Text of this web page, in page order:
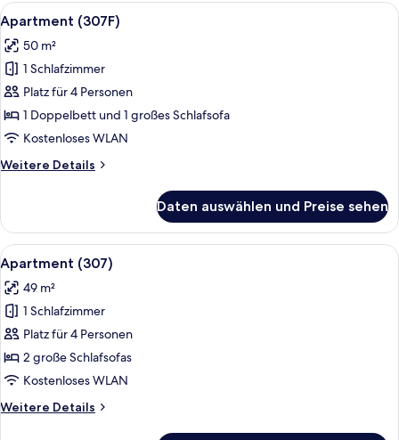
Alle
Fotos
für
Apartment
(307F)
anzeigen
Ein modernes Wohnzimmer mit
15
Apartment (307F)
50 m²
1 Schlafzimmer
Platz für 4 Personen
1 Doppelbett und 1 großes Schlafsofa
Kostenloses WLAN
Weitere Details
Weitere
(307F)
Daten auswählen und Preise sehen
Alle
Fotos
für
Apartment
(307)
anzeigen
Ein modernes Wohnzimmer mit
13
Apartment (307)
49 m²
1 Schlafzimmer
Platz für 4 Personen
2 große Schlafsofas
Kostenloses WLAN
Weitere Details
Weitere